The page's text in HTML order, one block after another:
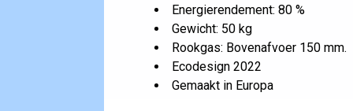
Energierendement: 80 %
Gewicht: 50 kg
Rookgas: Bovenafvoer 150 mm.
Ecodesign 2022
Gemaakt in Europa